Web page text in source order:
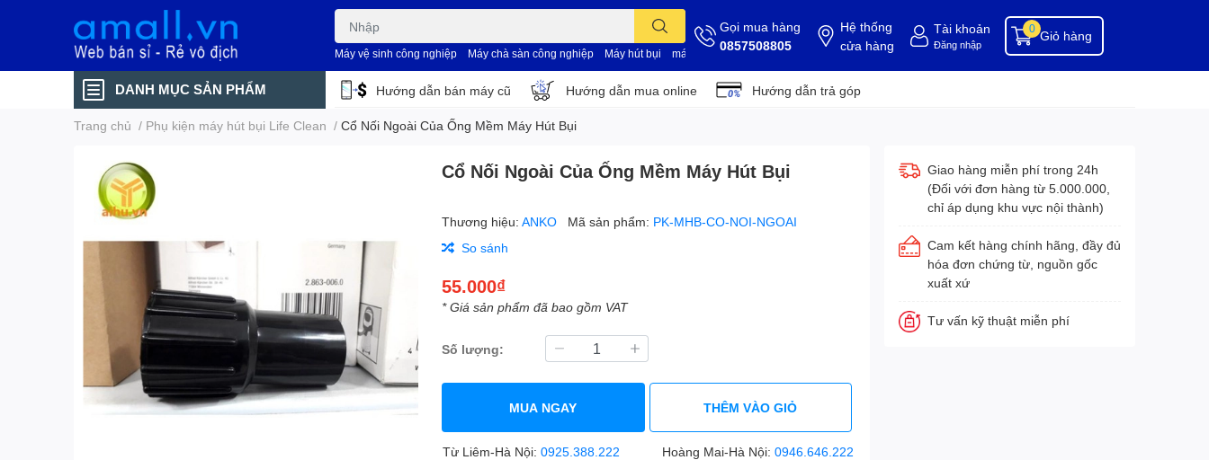
Máy vệ sinh công nghiệp Máy chà sàn công nghiệp Máy hút bụi máy vệ sinh nhà xưởng dụng cụ buồng phòng dụng cụ vệ sinh hóa chất tẩy rửa hóa chất vệ sinh
Gọi mua hàng
0857508805
Hệ thống
cửa hàng
Tài khoản
Đăng nhập
Giỏ hàng
0
DANH MỤC SẢN PHẨM Hướng dẫn bán máy cũ Hướng dẫn mua online Hướng dẫn trả góp
Trang chủ / Phụ kiện máy hút bụi Life Clean / Cổ Nối Ngoài Của Ống Mềm Máy Hút Bụi
Cổ Nối Ngoài Của Ống Mềm Máy Hút Bụi
Thương hiệu:ANKO Mã sản phẩm: PK-MHB-CO-NOI-NGOAI
So sánh
55.000₫
* Giá sản phẩm đã bao gồm VAT
Số lượng:
MUA NGAY THÊM VÀO GIỎ
Từ Liêm-Hà Nội:0925.388.222 Hoàng Mai-Hà Nội:0946.646.222
Giao hàng miễn phí trong 24h
(Đối với đơn hàng từ 5.000.000,
chỉ áp dụng khu vực nội thành)
Cam kết hàng chính hãng, đầy đủ
hóa đơn chứng từ, nguồn gốc
xuất xứ
Tư vấn kỹ thuật miễn phí